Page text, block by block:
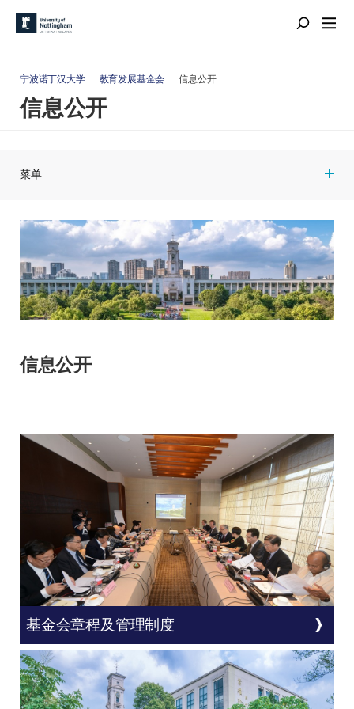
宁波诺丁汉大学 教育发展基金会 信息公开
信息公开
菜单
信息公开
基金会章程及管理制度